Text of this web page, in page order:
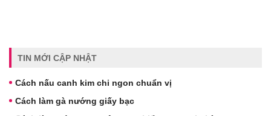
TIN MỚI CẬP NHẬT
Cách nấu canh kim chi ngon chuẩn vị
Cách làm gà nướng giấy bạc